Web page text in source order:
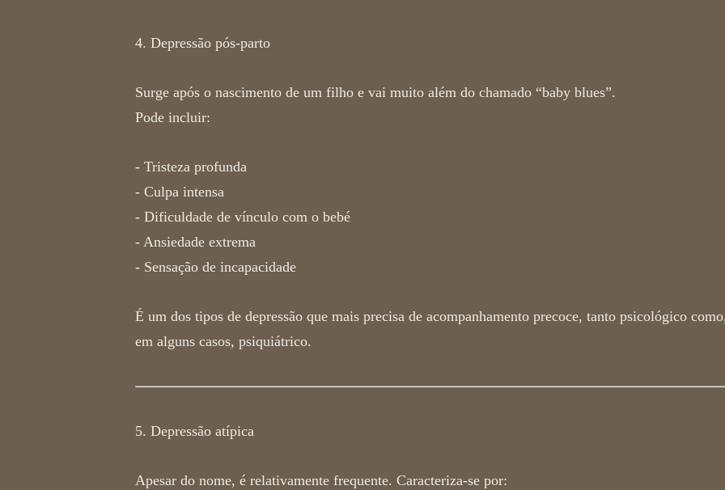
4. Depressão pós-parto
Surge após o nascimento de um filho e vai muito além do chamado “baby blues”.
Pode incluir:
- Tristeza profunda
- Culpa intensa
- Dificuldade de vínculo com o bebé
- Ansiedade extrema
- Sensação de incapacidade
É um dos tipos de depressão que mais precisa de acompanhamento precoce, tanto psicológico
em alguns casos, psiquiátrico.
5. Depressão atípica
Apesar do nome, é relativamente frequente. Caracteriza-se por: